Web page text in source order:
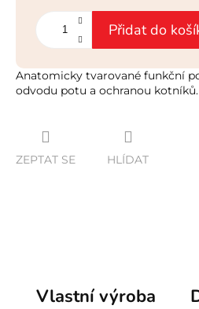
Měrná
cena:
Přidat do
Anatomicky tvarované funkční
odvodu potu a ochranou kotníků.
ZEPTAT SE HLÍDAT
Vlastní výroba